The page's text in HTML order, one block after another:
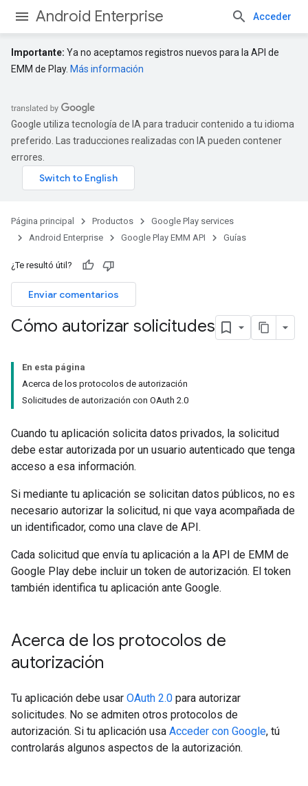
Android Enterprise Acceder
Importante: Ya no aceptamos registros nuevos para la API de
EMM de Play. Más información
Google utiliza tecnología de IA para traducir contenido a tu idioma
preferido. Las traducciones realizadas con IA pueden contener
errores.
Página principal Productos
Google Play services
Android Enterprise
Google Play EMM API Guías
¿Te resultó útil?
Enviar comentarios
Cómo autorizar solicitudes
En esta página
Acerca de los protocolos de autorización
Solicitudes de autorización con OAuth 2.0
Cuando tu aplicación solicita datos privados, la solicitud
debe estar autorizada por un usuario autenticado que tenga
acceso a esa información.
Si mediante tu aplicación se solicitan datos públicos, no es
necesario autorizar la solicitud, ni que vaya acompañada de
un identificador, como una clave de API.
Cada solicitud que envía tu aplicación a la API de EMM de
Google Play debe incluir un token de autorización. El token
también identifica tu aplicación ante Google.
Acerca de los protocolos de
autorización
Tu aplicación debe usar OAuth 2.0 para autorizar
solicitudes. No se admiten otros protocolos de
autorización. Si tu aplicación usa Acceder con Google, tú
controlarás algunos aspectos de la autorización.